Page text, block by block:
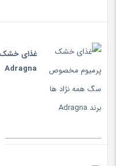
غذای خشک
Adragna